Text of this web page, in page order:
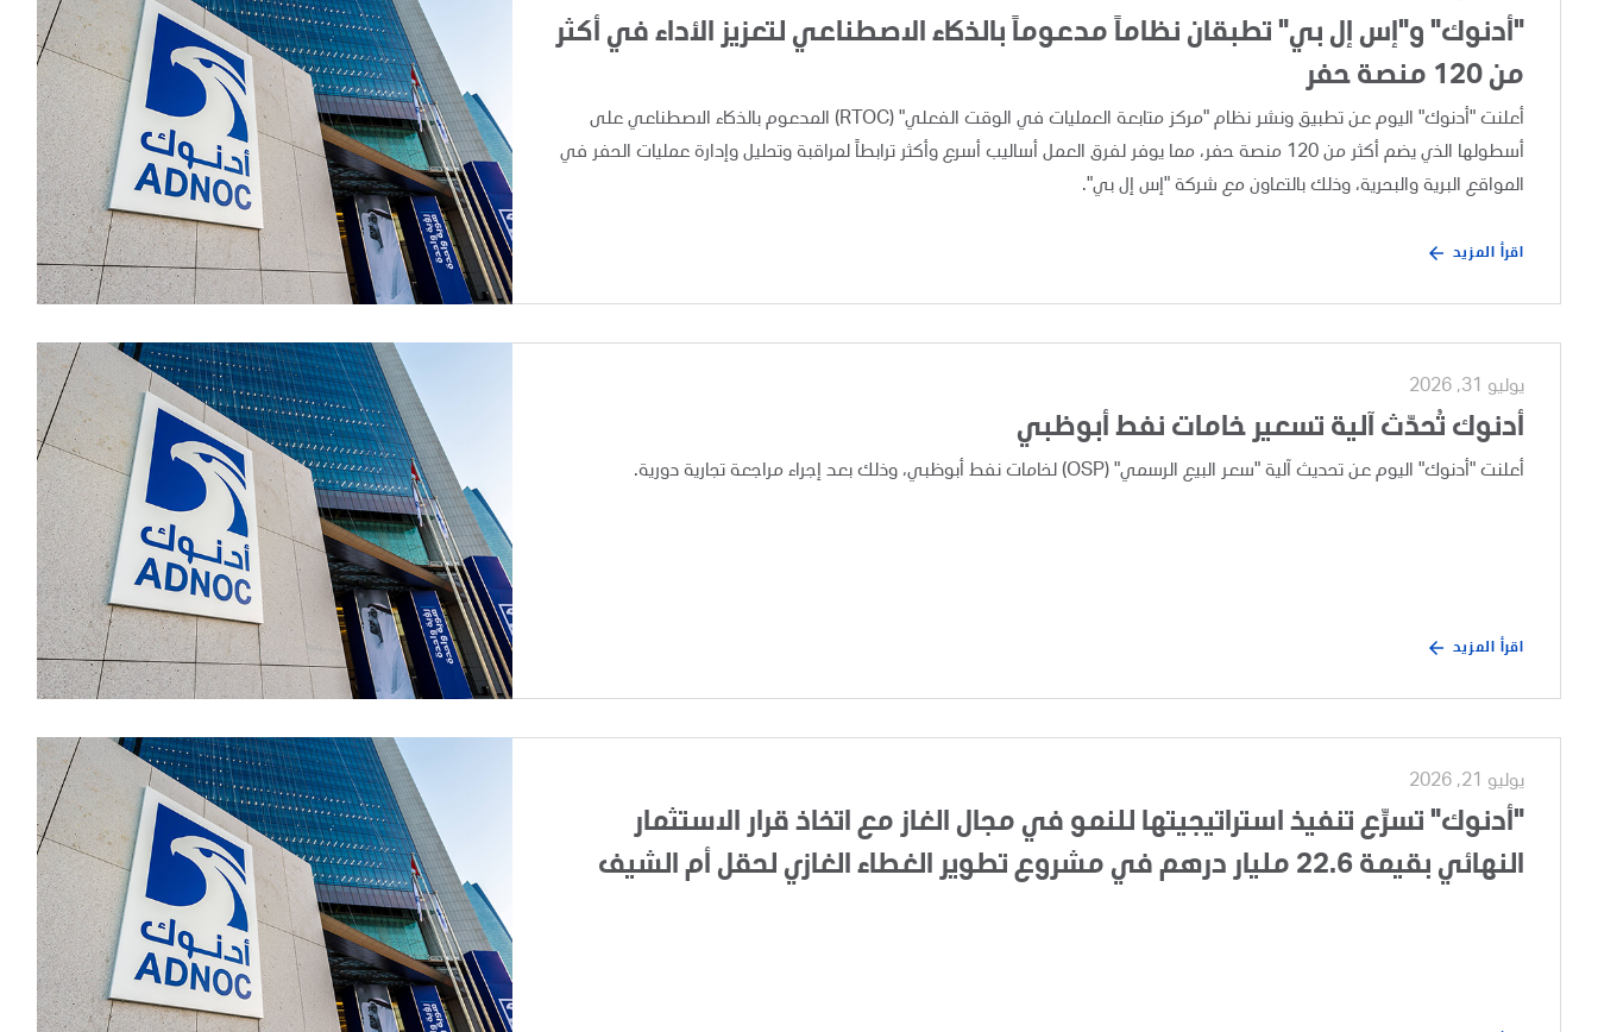
"أدنوك" و"إس إل بي" تطبقان نظاماً مدعوماً بالذكاء الاصطناعي لتعزيز الأداء في أكثر
من 120 منصة حفر
أعلنت "أدنوك" اليوم عن تطبيق ونشر نظام "مركز متابعة العمليات في الوقت الفعلي" (RTOC) المدعوم بالذكاء الاصطناعي على
أسطولها الذي يضم أكثر من 120 منصة حفر، مما يوفر لفرق العمل أساليب أسرع وأكثر ترابطاً لمراقبة وتحليل وإدارة عمليات الحفر في
المواقع البرية والبحرية، وذلك بالتعاون مع شركة "إس إل بي".
اقرأ المزيد
يوليو 31, 2026
أدنوك تُحدّث آلية تسعير خامات نفط أبوظبي
أعلنت "أدنوك" اليوم عن تحديث آلية "سعر البيع الرسمي" (OSP) لخامات نفط أبوظبي، وذلك بعد إجراء مراجعة تجارية دورية.
اقرأ المزيد
يوليو 21, 2026
"أدنوك" تسرِّع تنفيذ استراتيجيتها للنمو في مجال الغاز مع اتخاذ قرار الاستثمار
النهائي بقيمة 22.6 مليار درهم في مشروع تطوير الغطاء الغازي لحقل أم الشيف